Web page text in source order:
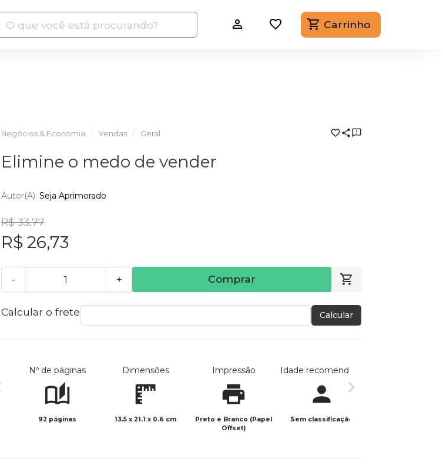
Carrinho
Negócios & Economia Vendas Geral
Elimine o medo de vender
Autor(a): Seja Aprimorado
R$ 33,77
R$ 26,73
- + Comprar
Calcular o frete Calcular
Nº de páginas
92 páginas
Dimensões
13.5 x 21.1 x 0.6 cm
Impressão
Preto e Branco (Papel
Offset)
Idade recomendada
Sem classificação